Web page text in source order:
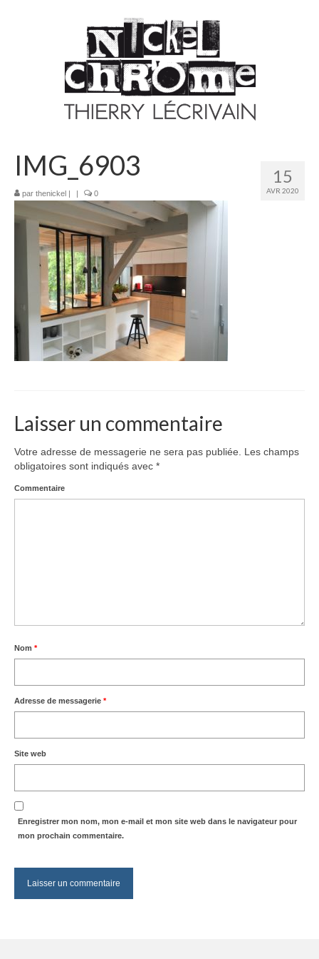
15
AVR 2020
IMG_6903
par thenickel | | 0
Laisser un commentaire
Votre adresse de messagerie ne sera pas publiée.
Les champs
obligatoires sont indiqués avec *
Commentaire
Nom *
Adresse de messagerie *
Site web
Enregistrer mon nom, mon e-mail et mon site web dans le navigateur pour
mon prochain commentaire.